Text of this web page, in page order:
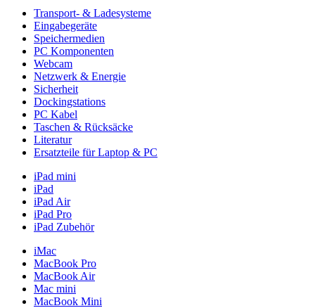
Transport- & Ladesysteme
Eingabegeräte
Speichermedien
PC Komponenten
Webcam
Netzwerk & Energie
Sicherheit
Dockingstations
PC Kabel
Taschen & Rücksäcke
Literatur
Ersatzteile für Laptop & PC
iPad mini
iPad
iPad Air
iPad Pro
iPad Zubehör
iMac
MacBook Pro
MacBook Air
Mac mini
MacBook Mini